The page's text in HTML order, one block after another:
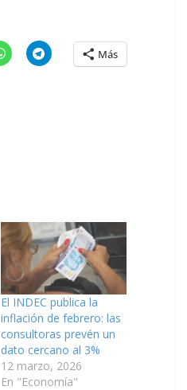
Más
El INDEC publica la
inflación de febrero: las
consultoras prevén un
dato cercano al 3%
12 marzo, 2026
En "Economía"